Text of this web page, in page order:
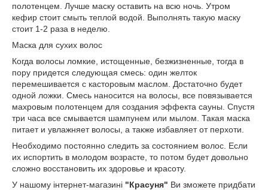
полотенцем. Лучше маску оставить на всю ночь. Утром
кефир стоит смыть теплой водой. Выполнять такую маску
стоит 1-2 раза в неделю.
Маска для сухих волос
Когда волосы ломкие, истощенные, безжизненные, тогда в
пору придется следующая смесь: один желток
перемешивается с касторовым маслом. Достаточно будет
одной ложки. Смесь наносится на волосы, все повязывается
махровым полотенцем для создания эффекта сауны. Спустя
три часа все смывается шампунем или мылом. Такая маска
питает и увлажняет волосы, а также избавляет от перхоти.
Необходимо постоянно следить за состоянием волос. Если
их испортить в молодом возрасте, то потом будет довольно
сложно восстановить их здоровье и красоту.
У нашому інтернет-магазині "Красуня" Ви зможете придбати